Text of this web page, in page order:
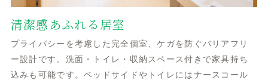
清潔感あふれる居室
プライバシーを考慮した完全個室、ケガを防ぐバリアフリ
ー設計です。洗面・トイレ・収納スペース付きで家具持ち
込みも可能です。ベッドサイドやトイレにはナースコール